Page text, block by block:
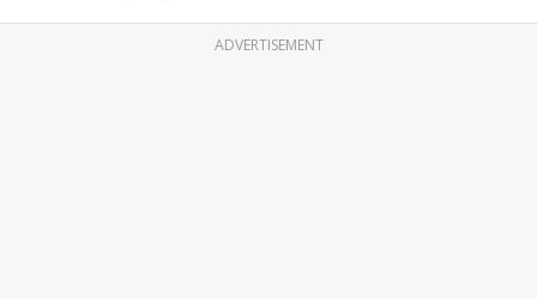
ADVERTISEMENT